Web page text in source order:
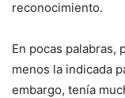
reconocimiento.
En pocas palabras,
menos la indicada
embargo, tenía